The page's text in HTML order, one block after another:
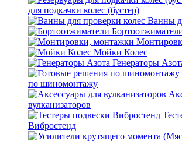
для подкачки колес (бустер)
Ванны
Мойки Колес
Генераторы
по шиномонтажу
вулканизаторов
Вибростенд